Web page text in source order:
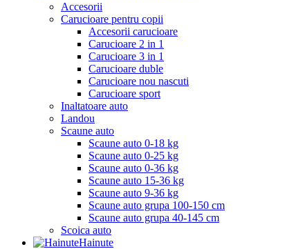
Accesorii
Carucioare pentru copii
Accesorii carucioare
Carucioare 2 in 1
Carucioare 3 in 1
Carucioare duble
Carucioare nou nascuti
Carucioare sport
Inaltatoare auto
Landou
Scaune auto
Scaune auto 0-18 kg
Scaune auto 0-25 kg
Scaune auto 0-36 kg
Scaune auto 15-36 kg
Scaune auto 9-36 kg
Scaune auto grupa 100-150 cm
Scaune auto grupa 40-145 cm
Scoica auto
Hainute